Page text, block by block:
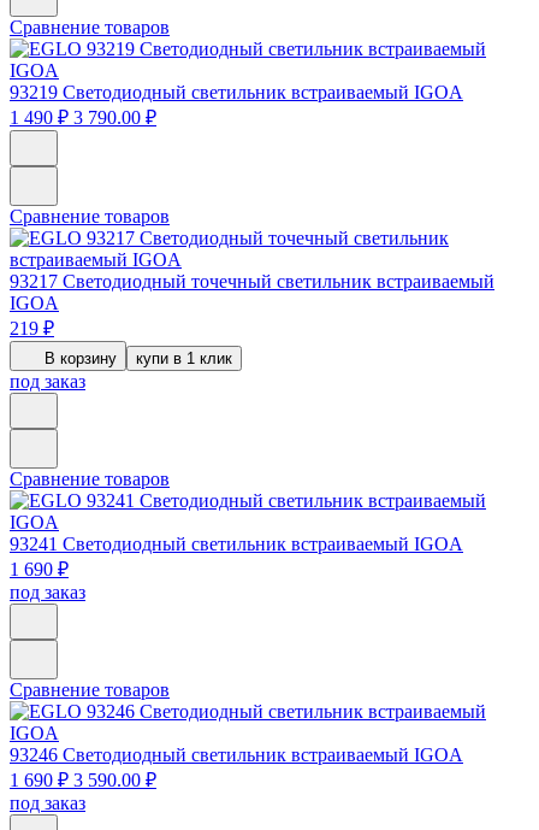
Сравнение товаров
93219 Светодиодный светильник встраиваемый IGOA
1 490 ₽ 3 790.00 ₽
Сравнение товаров
93217 Светодиодный точечный светильник встраиваемый
IGOA
219 ₽
В корзину купи в 1 клик
под заказ
Сравнение товаров
93241 Светодиодный светильник встраиваемый IGOA
1 690 ₽
под заказ
Сравнение товаров
93246 Светодиодный светильник встраиваемый IGOA
1 690 ₽ 3 590.00 ₽
под заказ